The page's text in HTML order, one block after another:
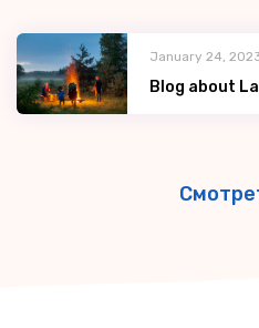
January 24,
Blog about